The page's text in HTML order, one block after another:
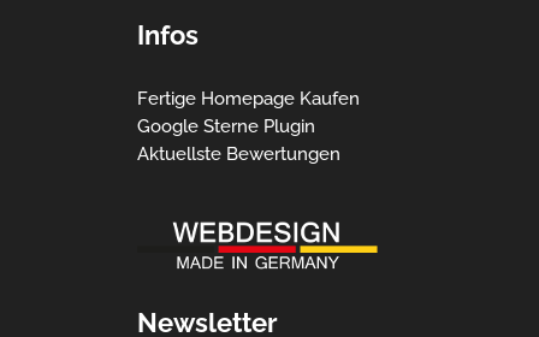
Infos
Fertige Homepage Kaufen
Google Sterne Plugin
Aktuellste Bewertungen
Newsletter